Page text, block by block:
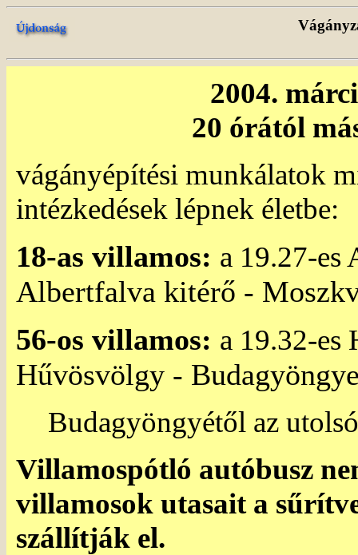
2004.
20 órától
vágányépítési munkálatok
intézkedések lépnek életbe:
18-as villamos: a 19.27-
Albertfalva kitérő -
56-os villamos: a 19.32-
Hűvösvölgy -
Budagyöngyétől az
Villamospótló autóbusz
villamosok utasait a
szállítják el.